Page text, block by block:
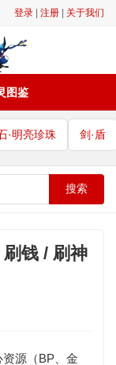
登录 注册 关于我们
图鉴
·明亮珍珠 剑·盾
搜索
钱 / 刷神
源（BP、金